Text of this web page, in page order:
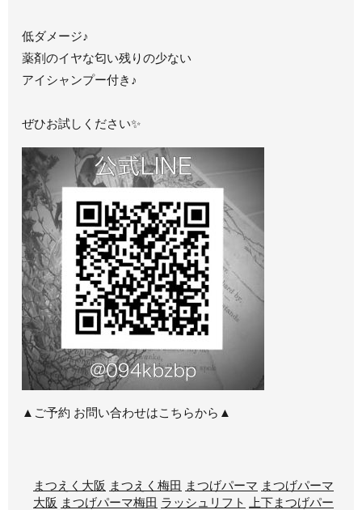
低ダメージ♪
薬剤のイヤな匂い残りの少ない
アイシャンプー付き♪
ぜひお試しください✨
▲ご予約 お問い合わせはこちらから▲
まつえく大阪 まつえく梅田 まつげパーマ まつげパーマ
大阪 まつげパーマ梅田 ラッシュリフト
上下まつげパー